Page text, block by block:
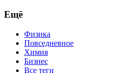
Ещё
Физика
Повседневное
Химия
Бизнес
Все теги